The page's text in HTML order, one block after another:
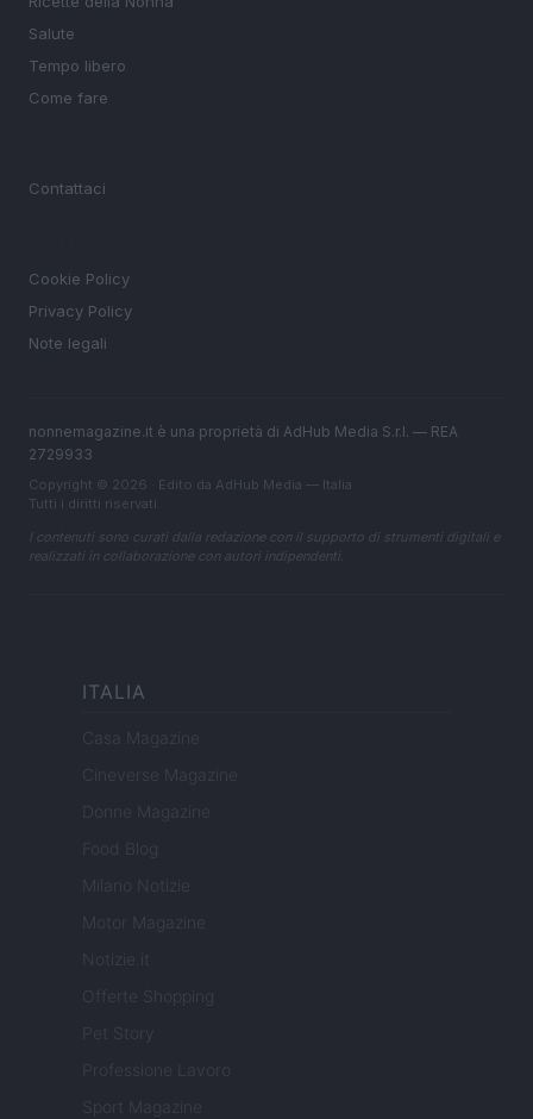
Salute
Tempo libero
Come fare
Contattaci
Cookie Policy
Privacy Policy
Note legali
nonnemagazine.it è una proprietà di AdHub Media S.r.l. — REA
2729933
Copyright © 2026 · Edito da AdHub Media — Italia
Tutti i diritti riservati
I contenuti sono curati dalla redazione con il supporto di strumenti digitali e
realizzati in collaborazione con autori indipendenti.
ITALIA
Casa Magazine
Cineverse Magazine
Donne Magazine
Food Blog
Milano Notizie
Motor Magazine
Notizie.it
Offerte Shopping
Pet Story
Professione Lavoro
Sport Magazine